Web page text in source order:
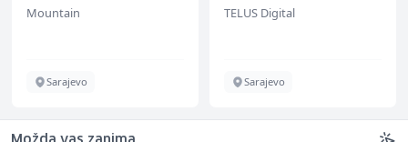
Mountain
Sarajevo
TELUS Digital
Sarajevo